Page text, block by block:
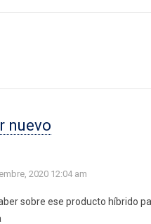
nuevo
2020 12:04 am
sobre ese producto híbrido